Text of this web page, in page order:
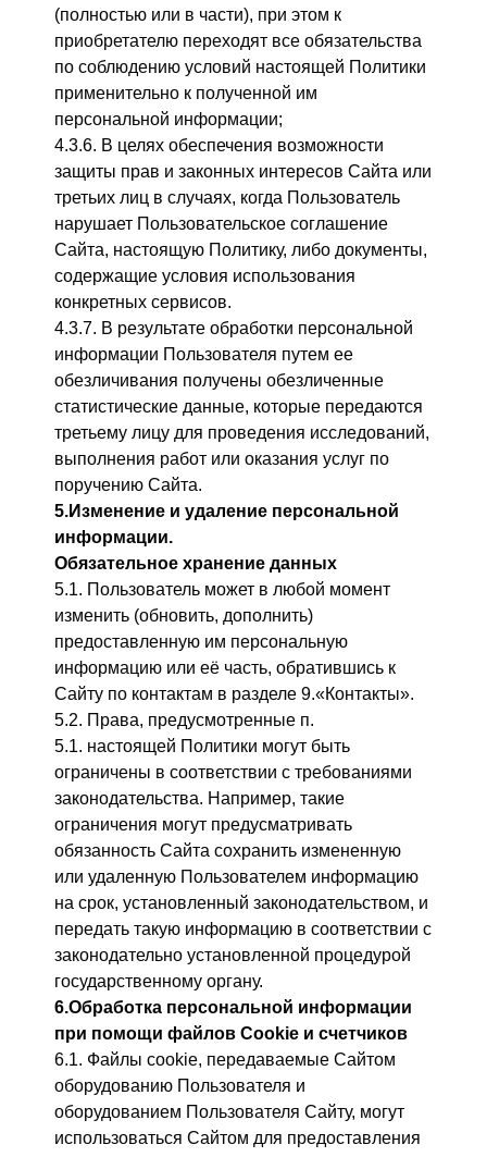
(полностью или в части), при этом к
приобретателю переходят все обязательства
по соблюдению условий настоящей Политики
применительно к полученной им
персональной информации;
4.3.6. В целях обеспечения возможности
защиты прав и законных интересов Сайта или
третьих лиц в случаях, когда Пользователь
нарушает Пользовательское соглашение
Сайта, настоящую Политику, либо документы,
содержащие условия использования
конкретных сервисов.
4.3.7. В результате обработки персональной
информации Пользователя путем ее
обезличивания получены обезличенные
статистические данные, которые передаются
третьему лицу для проведения исследований,
выполнения работ или оказания услуг по
поручению Сайта.
5.Изменение и удаление персональной
информации.
Обязательное хранение данных
5.1. Пользователь может в любой момент
изменить (обновить, дополнить)
предоставленную им персональную
информацию или её часть, обратившись к
Сайту по контактам в разделе 9.«Контакты».
5.2. Права, предусмотренные п.
5.1. настоящей Политики могут быть
ограничены в соответствии с требованиями
законодательства. Например, такие
ограничения могут предусматривать
обязанность Сайта сохранить измененную
или удаленную Пользователем информацию
на срок, установленный законодательством, и
передать такую информацию в соответствии с
законодательно установленной процедурой
государственному органу.
6.Обработка персональной информации
при помощи файлов Cookie и счетчиков
6.1. Файлы cookie, передаваемые Сайтом
оборудованию Пользователя и
оборудованием Пользователя Сайту, могут
использоваться Сайтом для предоставления